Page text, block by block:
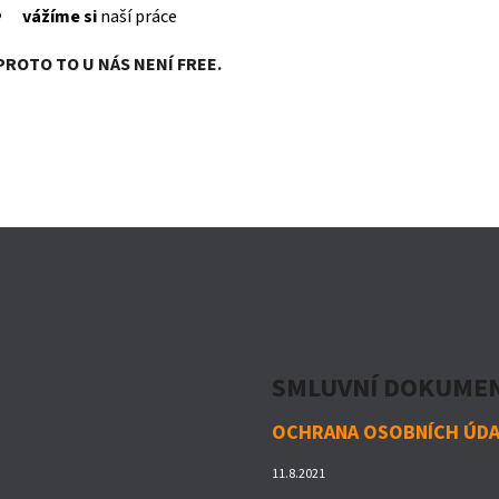
vážíme sinaší práce
TO U NÁS NENÍ FREE.
SMLUVNÍ
OCHRANA OSOBNÍCH
11.8.2021